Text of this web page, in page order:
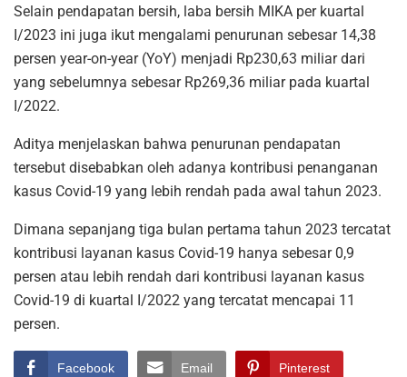
Selain pendapatan bersih, laba bersih MIKA per kuartal
I/2023 ini juga ikut mengalami penurunan sebesar 14,38
persen year-on-year (YoY) menjadi Rp230,63 miliar dari
yang sebelumnya sebesar Rp269,36 miliar pada kuartal
I/2022.
Aditya menjelaskan bahwa penurunan pendapatan
tersebut disebabkan oleh adanya kontribusi penanganan
kasus Covid-19 yang lebih rendah pada awal tahun 2023.
Dimana sepanjang tiga bulan pertama tahun 2023 tercatat
kontribusi layanan kasus Covid-19 hanya sebesar 0,9
persen atau lebih rendah dari kontribusi layanan kasus
Covid-19 di kuartal I/2022 yang tercatat mencapai 11
persen.
Facebook Email Pinterest